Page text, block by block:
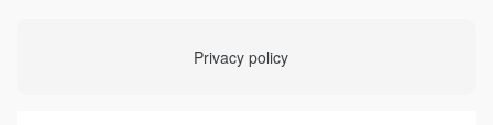
Privacy policy